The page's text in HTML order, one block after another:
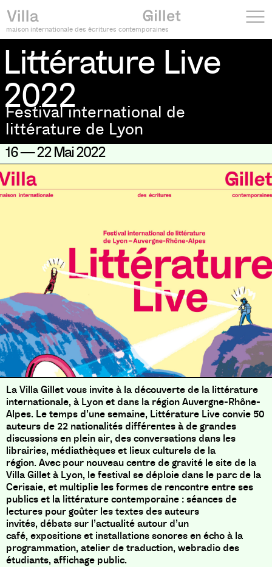
maison internationale des écritures contemporaines
Littérature Live
2022
Festival international de
littérature de Lyon
Littérature Live 2022
16 — 22 Mai 2022
La Villa Gillet vous invite à la découverte de la littérature
internationale, à Lyon et dans la région Auvergne-Rhône-
Alpes. Le temps d’une semaine, Littérature Live convie 50
auteurs de 22 nationalités différentes à de grandes
discussions en plein air, des conversations dans les
librairies, médiathèques et lieux culturels de la
région. Avec pour nouveau centre de gravité le site de la
Villa Gillet à Lyon, le festival se déploie dans le parc de la
Cerisaie, et multiplie les formes de rencontre entre ses
publics et la littérature contemporaine : séances de
lectures pour goûter les textes des auteurs
invités, débats sur l’actualité autour d’un
café, expositions et installations sonores en écho à la
programmation, atelier de traduction, webradio des
étudiants, affichage public.